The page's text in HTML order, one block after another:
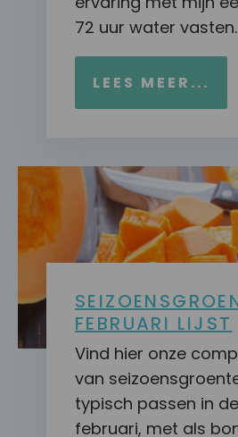
72 uur water vasten.
LEES MEER...
FEBRUARI LIJST
Vind hier onze
van
typisch passen in
februari, met als